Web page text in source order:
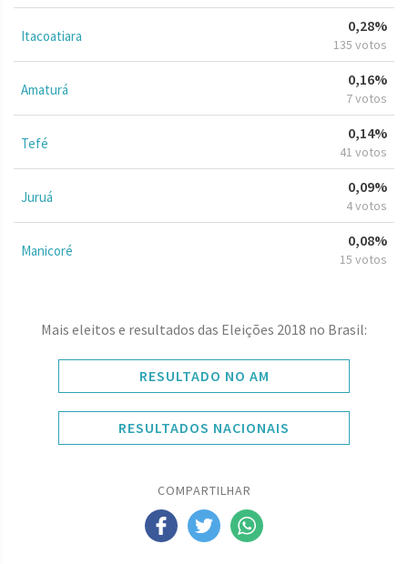
Itacoatiara
0,28%
135 votos
Amaturá
0,16%
7 votos
Tefé
0,14%
41 votos
Juruá
0,09%
4 votos
Manicoré
0,08%
15 votos
Mais eleitos e resultados das Eleições 2018 no Brasil:
RESULTADO NO AM
RESULTADOS NACIONAIS
COMPARTILHAR